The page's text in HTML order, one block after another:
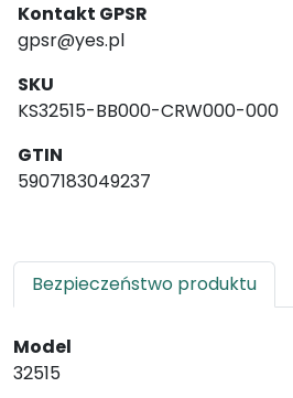
Kontakt GPSR
gpsr@yes.pl
SKU
KS32515-BB000-CRW000-000
GTIN
5907183049237
Bezpieczeństwo produktu
Model
32515